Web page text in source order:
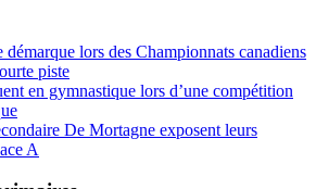
lors des Championnats canadiens
piste
en gymnastique lors d’une compétition
De Mortagne exposent leurs
A